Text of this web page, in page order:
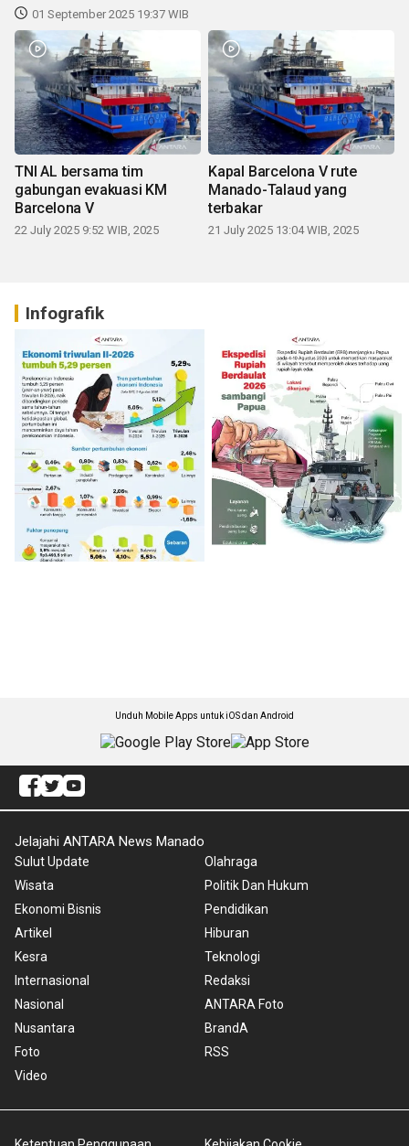
01 September 2025 19:37 WIB
TNI AL bersama tim
gabungan evakuasi KM
Barcelona V
22 July 2025 9:52 WIB, 2025
Kapal Barcelona V rute
Manado-Talaud yang
terbakar
21 July 2025 13:04 WIB, 2025
Infografik
Unduh Mobile Apps untuk iOS dan Android
Jelajahi ANTARA News Manado
Sulut Update
Wisata
Ekonomi Bisnis
Artikel
Kesra
Internasional
Nasional
Nusantara
Foto
Video
Olahraga
Politik Dan Hukum
Pendidikan
Hiburan
Teknologi
Redaksi
ANTARA Foto
BrandA
RSS